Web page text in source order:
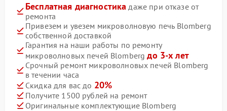
Бесплатная диагностика даже при отказе от
ремонта
Привезем и увезем микроволновую печь Blomberg
собственной доставкой
Гарантия на наши работы по ремонту
микроволновых печей Blombergдо 3-х лет
Срочный ремонт микроволновых печей Blomberg
в течении часа
Скидка для вас до 20%
Получите 1500 рублей на ремонт
Оригинальные комплектующие Blomberg